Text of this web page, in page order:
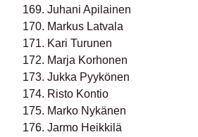
169. Juhani Apilainen
170. Markus Latvala
171. Kari Turunen
172. Marja Korhonen
173. Jukka Pyykönen
174. Risto Kontio
175. Marko Nykänen
176. Jarmo Heikkilä